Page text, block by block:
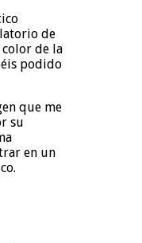
de
de la
podido
que me
su
en un